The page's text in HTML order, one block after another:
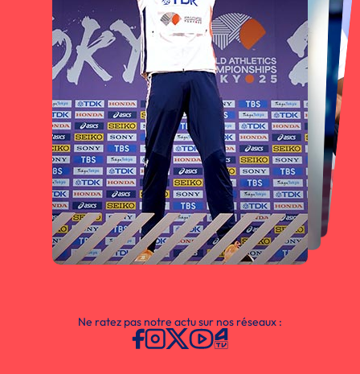
Ne ratez pas notre actu sur nos réseaux :